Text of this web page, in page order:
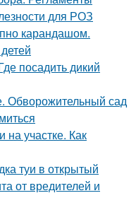
для РОЗ
карандашом.
посадить дикий
Обворожительный сад
участке. Как
туи в открытый
от вредителей и